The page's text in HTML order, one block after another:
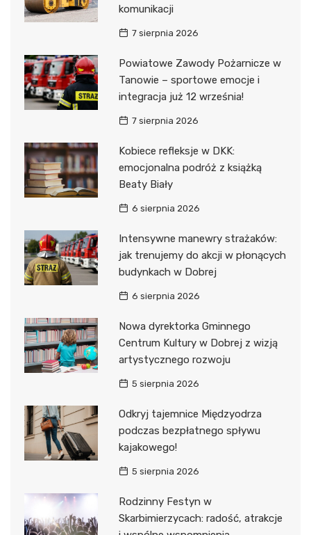
komunikacji
7 sierpnia 2026
Powiatowe Zawody Pożarnicze w
Tanowie – sportowe emocje i
integracja już 12 września!
7 sierpnia 2026
Kobiece refleksje w DKK:
emocjonalna podróż z książką
Beaty Biały
6 sierpnia 2026
Intensywne manewry strażaków:
jak trenujemy do akcji w płonących
budynkach w Dobrej
6 sierpnia 2026
Nowa dyrektorka Gminnego
Centrum Kultury w Dobrej z wizją
artystycznego rozwoju
5 sierpnia 2026
Odkryj tajemnice Międzyodrza
podczas bezpłatnego spływu
kajakowego!
5 sierpnia 2026
Rodzinny Festyn w
Skarbimierzycach: radość, atrakcje